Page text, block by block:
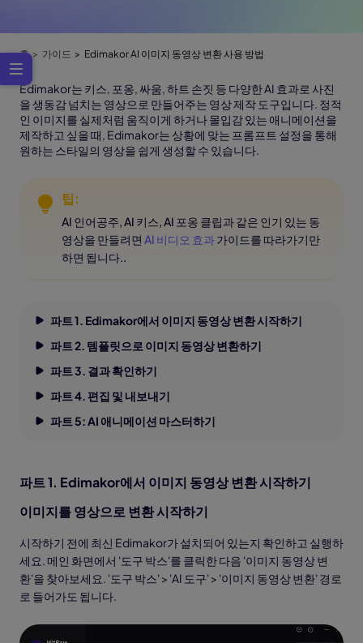
홈 가이드 Edimakor AI 이미지 동영상 변환 사용 방법
Edimakor는 키스, 포옹, 싸움, 하트 손짓 등 다양한 AI 효과로 사진
을 생동감 넘치는 영상으로 만들어주는 영상 제작 도구입니다. 정적
인 이미지를 실제처럼 움직이게 하거나 몰입감 있는 애니메이션을
제작하고 싶을 때, Edimakor는 상황에 맞는 프롬프트 설정을 통해
원하는 스타일의 영상을 쉽게 생성할 수 있습니다.
팁:
AI 인어공주, AI 키스, AI 포옹 클립과 같은 인기 있는 동
영상을 만들려면 AI 비디오 효과가이드를 따라가기만
하면 됩니다..
파트 1. Edimakor에서 이미지 동영상 변환 시작하기
파트 2. 템플릿으로 이미지 동영상 변환하기
파트 3. 결과 확인하기
파트 4. 편집 및 내보내기
파트 5: AI 애니메이션 마스터하기
파트 1. Edimakor에서 이미지 동영상 변환 시작하기
이미지를 영상으로 변환 시작하기
시작하기 전에 최신 Edimakor가 설치되어 있는지 확인하고 실행하
세요. 메인 화면에서 '도구 박스'를 클릭한 다음 '이미지 동영상 변
환'을 찾아보세요. '도구 박스' > 'AI 도구' > '이미지 동영상 변환' 경로
로 들어가도 됩니다.